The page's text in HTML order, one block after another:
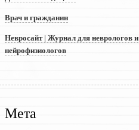
Врач и гражданин
Невросайт | Журнал для неврологов и
нейрофизиологов
Мета